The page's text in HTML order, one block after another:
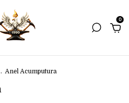
0
. Anel Acumputura